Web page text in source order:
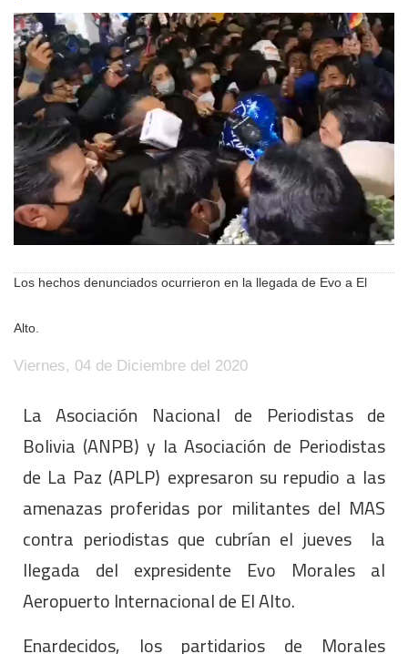
Los hechos denunciados ocurrieron en la llegada de Evo a El
Alto.
Viernes, 04 de Diciembre del 2020
La Asociación Nacional de Periodistas de
Bolivia (ANPB) y la Asociación de Periodistas
de La Paz (APLP) expresaron su repudio a las
amenazas proferidas por militantes del MAS
contra periodistas que cubrían el jueves la
llegada del expresidente Evo Morales al
Aeropuerto Internacional de El Alto.
Enardecidos, los partidarios de Morales